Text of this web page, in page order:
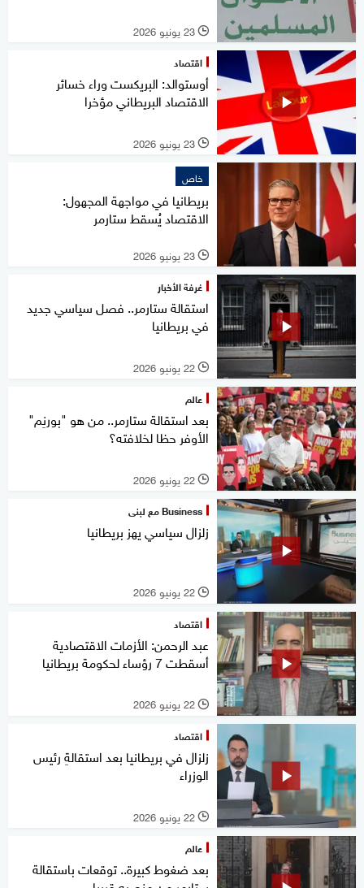
l 23 يونيو 2026
اقتصاد
أوستوالد: البريكست وراء خسائر
الاقتصاد البريطاني مؤخرا
l 23 يونيو 2026
خاص
بريطانيا في مواجهة المجهول:
الاقتصاد يُسقط ستارمر
l 23 يونيو 2026
غرفة الأخبار
استقالة ستارمر.. فصل سياسي جديد
في بريطانيا
l 22 يونيو 2026
عالم
بعد استقالة ستارمر.. من هو "بورنِم"
الأوفر حظا لخلافته؟
l 22 يونيو 2026
Business مع لبنى
زلزال سياسي يهز بريطانيا
l 22 يونيو 2026
اقتصاد
عبد الرحمن: الأزمات الاقتصادية
أسقطت 7 رؤساء لحكومة بريطانيا
l 22 يونيو 2026
اقتصاد
زلزال في بريطانيا بعد استقالةِ رئيس
الوزراء
l 22 يونيو 2026
عالم
بعد ضغوط كبيرة.. توقعات باستقالة